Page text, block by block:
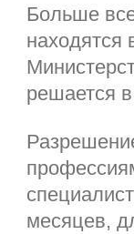
Больше
находятся
решается
месяцев,